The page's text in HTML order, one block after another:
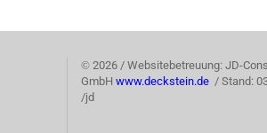
© 2026 / Websitebetreuung: JD-
GmbH www.deckstein.de / Stand:
/jd